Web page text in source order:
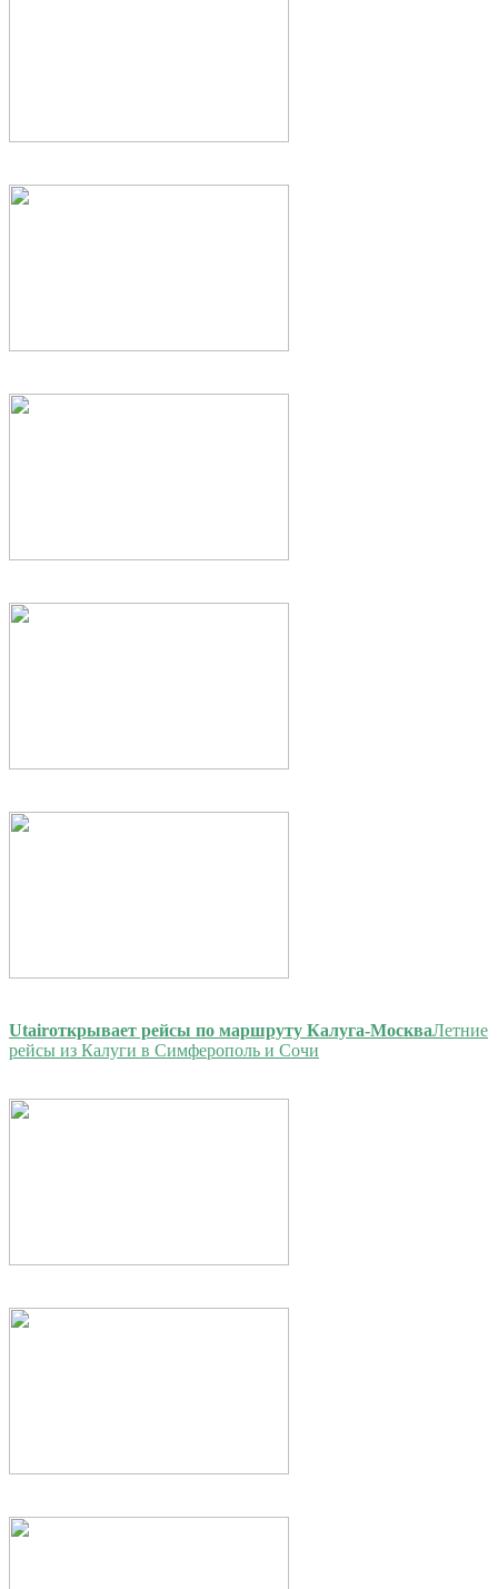
Utairоткрывает рейсы по маршруту Калуга-МоскваЛетние
рейсы из Калуги в Симферополь и Сочи